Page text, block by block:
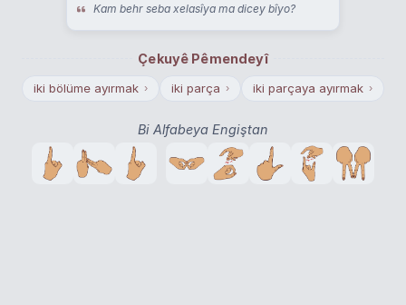
Kam behr seba xelasîya ma dicey bîyo?
Çekuyê Pêmendeyî
iki bölüme ayırmak › iki parça › iki parçaya ayırmak ›
Bi Alfabeya Engiştan